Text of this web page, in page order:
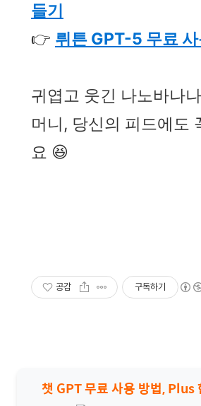
들기
👉 뤼튼 GPT-5 무료 사
귀엽고 웃긴 나노바나
머니, 당신의 피드에도
요 😆
공감 구독하기
챗 GPT 무료 사용 방법, Plus